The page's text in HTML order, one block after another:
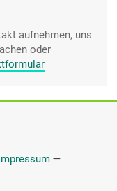
aufnehmen, uns
oder
—